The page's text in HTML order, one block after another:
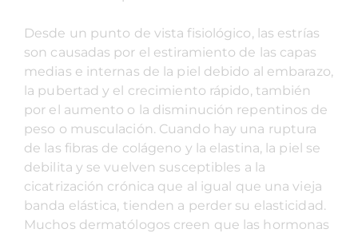
Desde un punto de vista fisiológico, las estrías
son causadas por el estiramiento de las capas
medias e internas de la piel debido al embarazo,
la pubertad y el crecimiento rápido, también
por el aumento o la disminución repentinos de
peso o musculación. Cuando hay una ruptura
de las fibras de colágeno y la elastina, la piel se
debilita y se vuelven susceptibles a la
cicatrización crónica que al igual que una vieja
banda elástica, tienden a perder su elasticidad.
Muchos dermatólogos creen que las hormonas